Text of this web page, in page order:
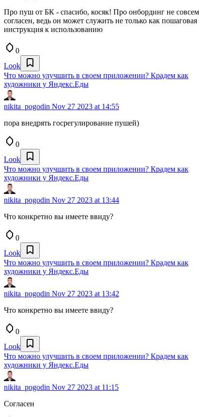
Про пуш от БК - спасибо, косяк! Про онбординг не совсем
согласен, ведь он может служить не только как пошаговая
инструкция к использованию
0
Look
Что можно улучшить в своем приложении? Крадем как
художники у Яндекс.Еды
nikita_pogodin Nov 27 2023 at 14:55
пора внедрять госрегулирование пушей)
0
Look
Что можно улучшить в своем приложении? Крадем как
художники у Яндекс.Еды
nikita_pogodin Nov 27 2023 at 13:44
Что конкретно вы имеете ввиду?
0
Look
Что можно улучшить в своем приложении? Крадем как
художники у Яндекс.Еды
nikita_pogodin Nov 27 2023 at 13:42
Что конкретно вы имеете ввиду?
0
Look
Что можно улучшить в своем приложении? Крадем как
художники у Яндекс.Еды
nikita_pogodin Nov 27 2023 at 11:15
Согласен